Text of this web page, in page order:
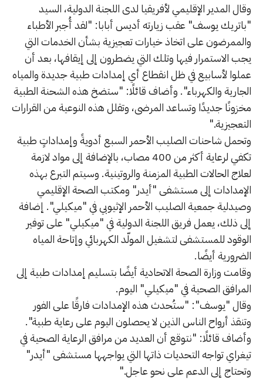
وقال المدير الإقليمي لأفريقيا لدى اللجنة الدولية، السيد
"باتريك يوسف" عقب زيارته أديس أبابا: "لقد أُجبر الأطباء
والممرضون على اتخاذ خيارات تعجيزية بشأن الخدمات التي
يجب الاستمرار فيها وتلك التي يضطرون إلى إيقافها، بعد أن
عملوا لأسابيع في ظل انقطاع أي إمدادات طبية جديدة والمياه
الجارية والكهرباء". وأضاف قائلًا: "ستضخ هذه الشحنة الطبية
مخزونًا جديدًا وتساعد المرضى، وتقلل هذه النوعية من القرارات
التعجيزية."
وتحمل شاحنات الصليب الأحمر السبع أدويةً وإمداداتٍ طبية
تكفي لرعاية أكثر من 400 مصاب، بالإضافة إلى مواد لازمة
لعلاج الحالات الطبية المزمنة والروتينية. وسيتم التبرع بهذه
الإمدادات إلى مستشفى "أيدر" ومكتب الصحة الإقليمي
وصيدلية جمعية الصليب الأحمر الإثيوبي في "ميكيلي". إضافة
إلى ذلك، يعمل فريق اللجنة الدولية في "ميكيلي" على توفير
الوقود للمستشفى لتشغيل المولّد الكهربائي وإتاحة المياه
الضرورية أيضًا.
وقامت وزارة الصحة الاتحادية أيضًا بتسليم إمدادات طبية إلى
المرافق الصحية في "ميكيلي" اليوم.
وقال "يوسف": "ستُحدث هذه الإمدادات فارقًا على الفور
وتنقذ أرواح الناس الذين لا يحصلون اليوم على رعاية طبية".
وأضاف قائلًا: "نتوقع أن العديد من مرافق الرعاية الصحية في
تيغراي تواجه التحديات ذاتها التي يواجهها مستشفى "أيدر"
وتحتاج إلى الدعم على نحو عاجل."